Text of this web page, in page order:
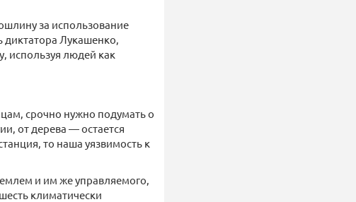
за использование
диктатора Лукашенко,
используя людей как
срочно нужно подумать о
от дерева — остается
то наша уязвимость к
и им же управляемого,
климатически